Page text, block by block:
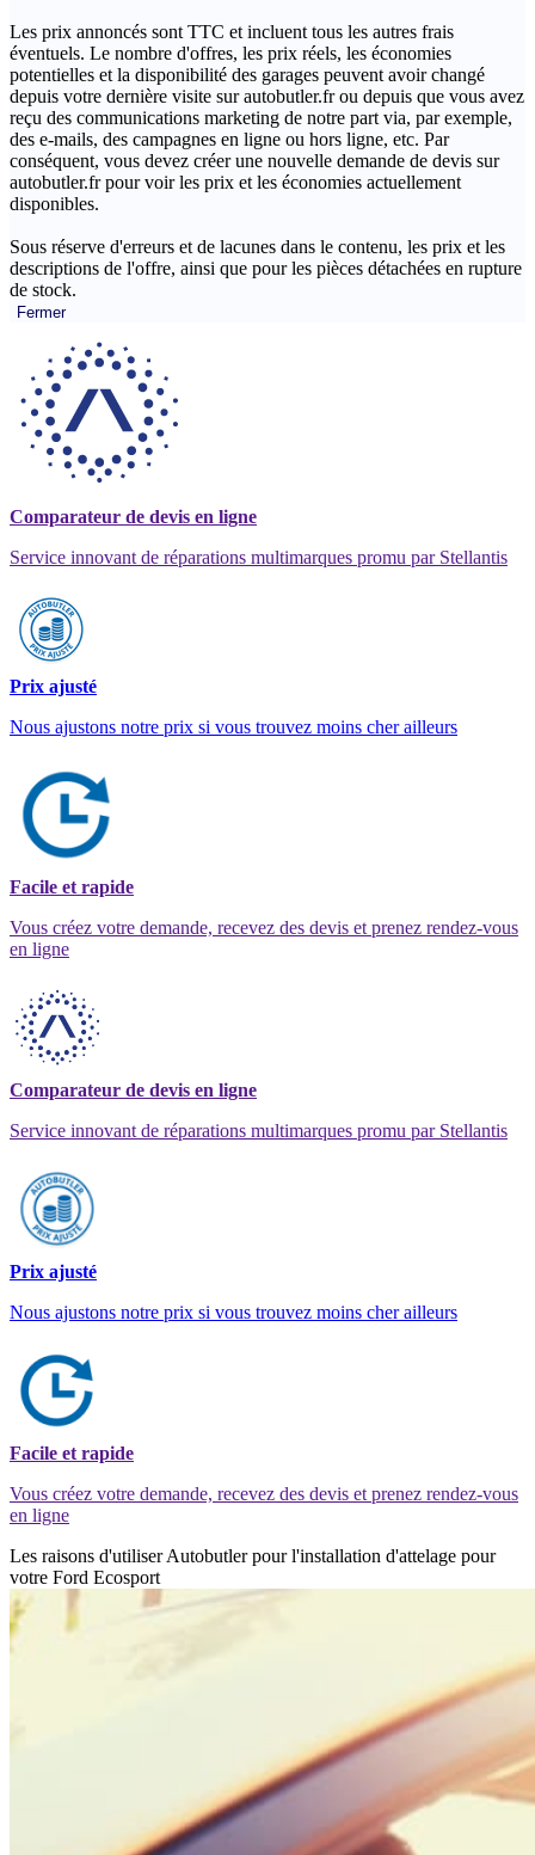
Les prix annoncés sont TTC et incluent tous les autres frais
éventuels. Le nombre d'offres, les prix réels, les économies
potentielles et la disponibilité des garages peuvent avoir changé
depuis votre dernière visite sur autobutler.fr ou depuis que vous avez
reçu des communications marketing de notre part via, par exemple,
des e-mails, des campagnes en ligne ou hors ligne, etc. Par
conséquent, vous devez créer une nouvelle demande de devis sur
autobutler.fr pour voir les prix et les économies actuellement
disponibles.
Sous réserve d'erreurs et de lacunes dans le contenu, les prix et les
descriptions de l'offre, ainsi que pour les pièces détachées en rupture
de stock.
Fermer
Comparateur de devis en ligne
Service innovant de réparations multimarques promu par Stellantis
Prix ajusté
Nous ajustons notre prix si vous trouvez moins cher ailleurs
Facile et rapide
Vous créez votre demande, recevez des devis et prenez rendez-vous
en ligne
Comparateur de devis en ligne
Service innovant de réparations multimarques promu par Stellantis
Prix ajusté
Nous ajustons notre prix si vous trouvez moins cher ailleurs
Facile et rapide
Vous créez votre demande, recevez des devis et prenez rendez-vous
en ligne
Les raisons d'utiliser Autobutler pour l'installation d'attelage pour
votre Ford Ecosport